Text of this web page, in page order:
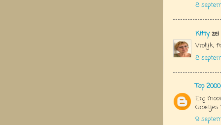
8
Kittyzei
Vrolijk,
8
Top
Erg
Groetjes
9